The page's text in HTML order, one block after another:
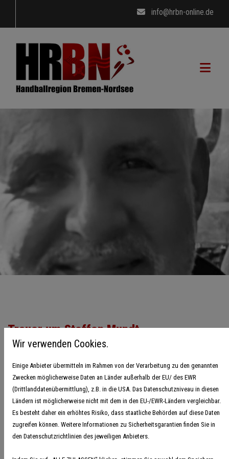
info@hrbn-online.de
Trauer um Steffen Mundt
06. Dezember 2024
Am Samstag, 30.11.2024 ist Steffen Mundt im Alter von 59 Jahren
verstorben. Steffen Mundt war von 2017 bis 2022 Vorsitzender
der Handballregion Mitte Niedersachsen (heute Bremen-Nordsee)
und hat den Handballsport im mittleren Niedersachsen über viele
Jahre geprägt. Angefangen hat der gebürtige Magdeburger im
Boxsport und kam in den 1990iger Jahren nach Bassum und zum
Wir verwenden Cookies.
Einige Anbieter übermitteln im Rahmen von der Verarbeitung zu den genannten
Zwecken möglicherweise Daten an Länder außerhalb der EU/ des EWR
(Drittlanddatenübermittlung), z.B. in die USA. Das Datenschutzniveau in diesen
Ländern ist möglicherweise nicht mit dem in den EU-/EWR-Ländern vergleichbar.
Es besteht daher ein erhöhtes Risiko, dass staatliche Behörden auf diese Daten
zugreifen können. Weitere Informationen zu Sicherheitsgarantien finden Sie in
den Datenschutzrichtlinien des jeweiligen Anbieters.